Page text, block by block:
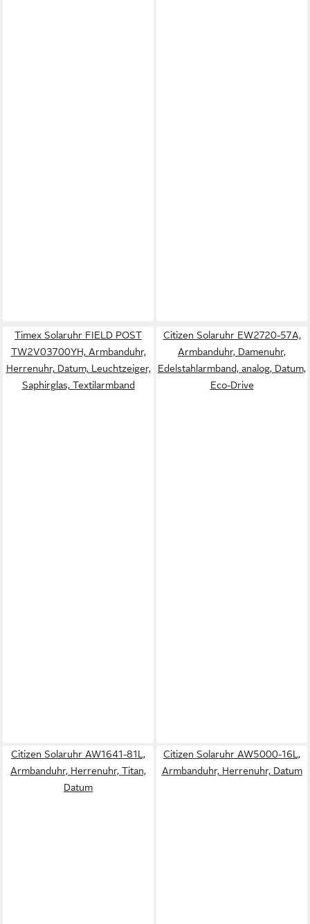
Timex Solaruhr FIELD POST
TW2V03700YH, Armbanduhr,
Herrenuhr, Datum, Leuchtzeiger,
Saphirglas, Textilarmband
Citizen Solaruhr EW2720-57A,
Armbanduhr, Damenuhr,
Edelstahlarmband, analog, Datum,
Eco-Drive
Citizen Solaruhr AW1641-81L,
Armbanduhr, Herrenuhr, Titan,
Datum
Citizen Solaruhr AW5000-16L,
Armbanduhr, Herrenuhr, Datum